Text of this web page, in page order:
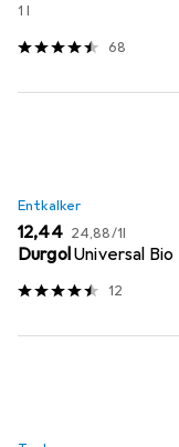
1 l
68
Entkalker
EUR
12,44 EUR
24,88/1l
DurgolUniversal Bio
12